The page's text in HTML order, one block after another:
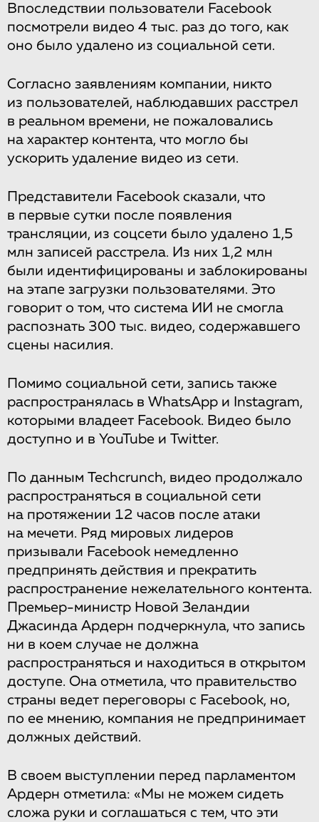
Впоследствии пользователи Facebook
посмотрели видео 4 тыс. раз до того, как
оно было удалено из социальной сети.
Согласно заявлениям компании, никто
из пользователей, наблюдавших расстрел
в реальном времени, не пожаловались
на характер контента, что могло бы
ускорить удаление видео из сети.
Представители Facebook сказали, что
в первые сутки после появления
трансляции, из соцсети было удалено 1,5
млн записей расстрела. Из них 1,2 млн
были идентифицированы и заблокированы
на этапе загрузки пользователями. Это
говорит о том, что система ИИ не смогла
распознать 300 тыс. видео, содержавшего
сцены насилия.
Помимо социальной сети, запись также
распространялась в WhatsApp и Instagram,
которыми владеет Facebook. Видео было
доступно и в YouTube и Twitter.
По данным Techcrunch, видео продолжало
распространяться в социальной сети
на протяжении 12 часов после атаки
на мечети. Ряд мировых лидеров
призывали Facebook немедленно
предпринять действия и прекратить
распространение нежелательного контента.
Премьер-министр Новой Зеландии
Джасинда Ардерн подчеркнула, что запись
ни в коем случае не должна
распространяться и находиться в открытом
доступе. Она отметила, что правительство
страны ведет переговоры с Facebook, но,
по ее мнению, компания не предпринимает
должных действий.
В своем выступлении перед парламентом
Ардерн отметила: «Мы не можем сидеть
сложа руки и соглашаться с тем, что эти